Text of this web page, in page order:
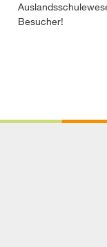
Besucher!